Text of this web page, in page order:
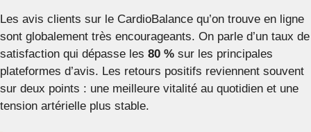
Les avis clients sur le CardioBalance qu’on trouve en ligne
sont globalement très encourageants. On parle d’un taux de
satisfaction qui dépasse les 80 % sur les principales
plateformes d’avis. Les retours positifs reviennent souvent
sur deux points : une meilleure vitalité au quotidien et une
tension artérielle plus stable.